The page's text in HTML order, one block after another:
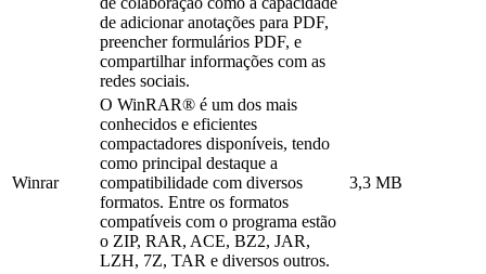
de adicionar anotações para PDF,
preencher formulários PDF, e
compartilhar informações com as
redes sociais.
Winrar
O WinRAR® é um dos mais
conhecidos e eficientes
compactadores disponíveis, tendo
como principal destaque a
compatibilidade com diversos
formatos. Entre os formatos
compatíveis com o programa estão
o ZIP, RAR, ACE, BZ2, JAR,
LZH, 7Z, TAR e diversos outros.
3,3 MB